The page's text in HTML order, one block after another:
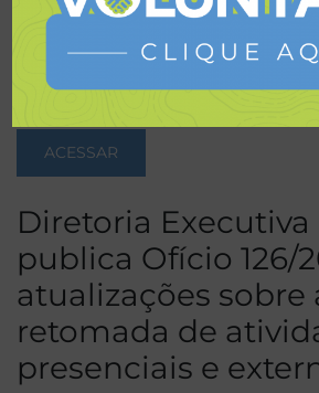
Determina medidas preventivas
Escoteiros do Brasil a respeito do
prorroga a suspensão das
ACESSAR
Diretoria
publica Ofício 126/
atualizações sobre
retomada de
presenciais e